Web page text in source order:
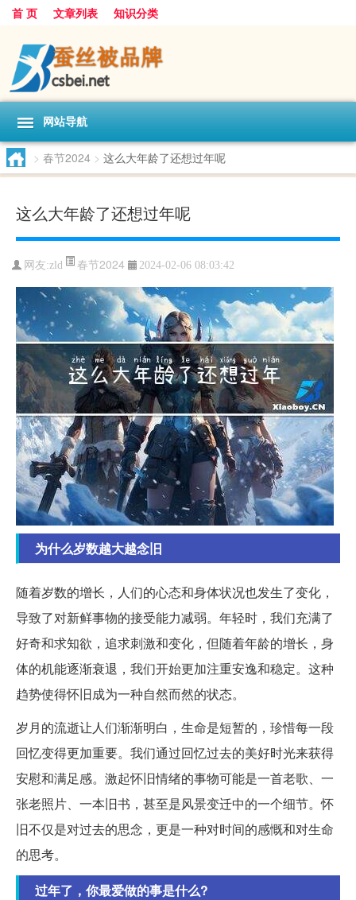
首 页 文章列表 知识分类
网站导航
> 春节2024 > 这么大年龄了还想过年呢
这么大年龄了还想过年呢
网友:zld 春节2024 2024-02-06 08:03:42
为什么岁数越大越念旧
随着岁数的增长，人们的心态和身体状况也发生了变化，
导致了对新鲜事物的接受能力减弱。年轻时，我们充满了
好奇和求知欲，追求刺激和变化，但随着年龄的增长，身
体的机能逐渐衰退，我们开始更加注重安逸和稳定。这种
趋势使得怀旧成为一种自然而然的状态。
岁月的流逝让人们渐渐明白，生命是短暂的，珍惜每一段
回忆变得更加重要。我们通过回忆过去的美好时光来获得
安慰和满足感。激起怀旧情绪的事物可能是一首老歌、一
张老照片、一本旧书，甚至是风景变迁中的一个细节。怀
旧不仅是对过去的思念，更是一种对时间的感慨和对生命
的思考。
过年了，你最爱做的事是什么?